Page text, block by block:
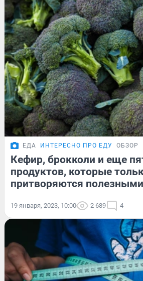
ЕДА ИНТЕРЕСНО ПРО ЕДУ ОБЗОР
Кефир, брокколи и еще
продуктов, которые
притворяются полезными
19 января, 2023, 10:00 2 689 4